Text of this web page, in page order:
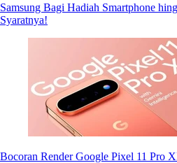
Samsung Bagi Hadiah Smartphone
Syaratnya!
Bocoran Render Google Pixel 11 Pro